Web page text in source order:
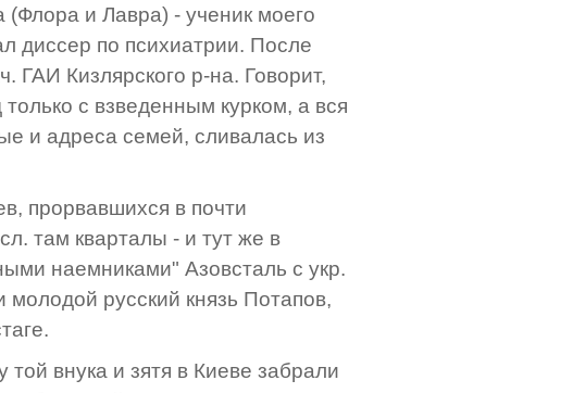
(Флора и Лавра) - ученик моего
диссер по психиатрии. После
ГАИ Кизлярского р-на. Говорит,
с взведенным курком, а вся
и адреса семей, сливалась из
прорвавшихся в почти
там кварталы - и тут же в
наемниками" Азовсталь с укр.
русский князь Потапов,
той внука и зятя в Киеве забрали